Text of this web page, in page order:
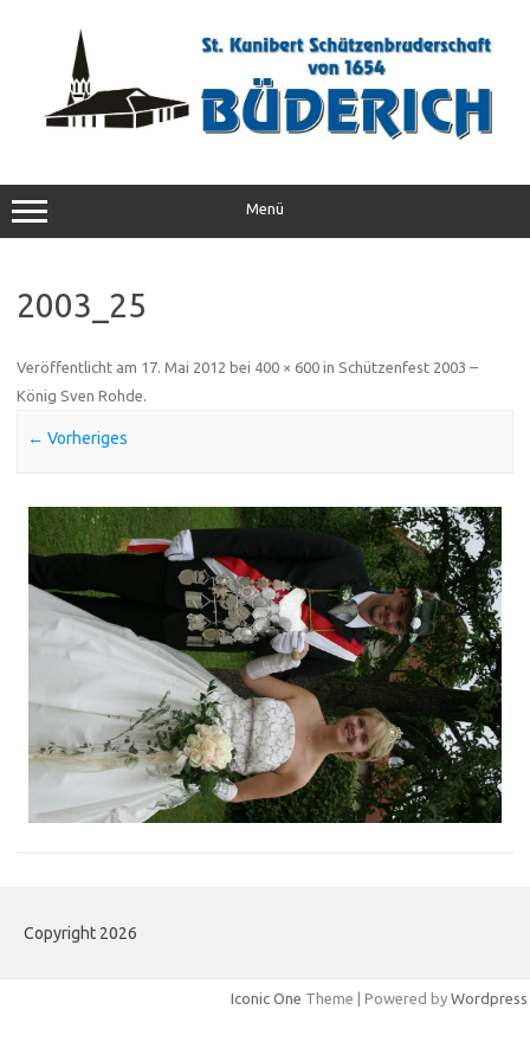
Menü
2003_25
Veröffentlicht am 17. Mai 2012 bei 400 × 600 in Schützenfest 2003 –
König Sven Rohde.
← Vorheriges
Copyright 2026
Iconic One Theme | Powered by Wordpress